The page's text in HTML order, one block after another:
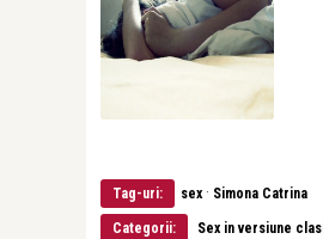
Tag-uri: sex · Simona Catrina
Categorii: Sex in versiune